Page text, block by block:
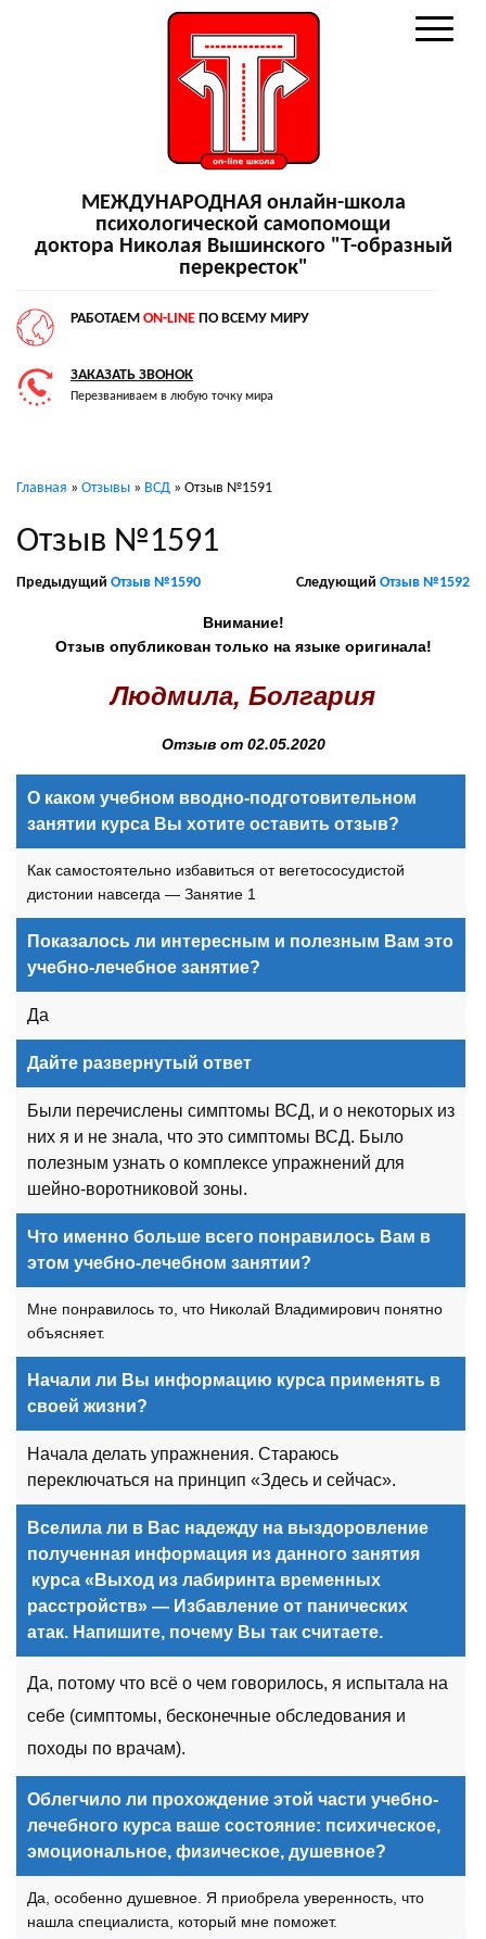
МЕЖДУНАРОДНАЯ онлайн-школа
психологической самопомощи
доктора Николая Вышинского "Т-образный
перекресток"
РАБОТАЕМ ON-LINE ПО ВСЕМУ МИРУ
ЗАКАЗАТЬ ЗВОНОК
Перезваниваем в любую точку мира
Главная » Отзывы » ВСД » Отзыв №1591
Отзыв №1591
Предыдущий Отзыв №1590 Следующий Отзыв №1592
Внимание!
Отзыв опубликован только на языке оригинала!
Людмила, Болгария
Отзыв от 02.05.2020
О каком учебном вводно-подготовительном
занятии курса Вы хотите оставить отзыв?
Как самостоятельно избавиться от вегетососудистой
дистонии навсегда — Занятие 1
Показалось ли интересным и полезным Вам это
учебно-лечебное занятие?
Да
Дайте развернутый ответ
Были перечислены симптомы ВСД, и о некоторых из
них я и не знала, что это симптомы ВСД. Было
полезным узнать о комплексе упражнений для
шейно-воротниковой зоны.
Что именно больше всего понравилось Вам в
этом учебно-лечебном занятии?
Мне понравилось то, что Николай Владимирович понятно
объясняет.
Начали ли Вы информацию курса применять в
своей жизни?
Начала делать упражнения. Стараюсь
переключаться на принцип «Здесь и сейчас».
Вселила ли в Вас надежду на выздоровление
полученная информация из данного занятия
курса «Выход из лабиринта временных
расстройств» — Избавление от панических
атак. Напишите, почему Вы так считаете.
Да, потому что всё о чем говорилось, я испытала на
себе (симптомы, бесконечные обследования и
походы по врачам).
Облегчило ли прохождение этой части учебно-
лечебного курса ваше состояние: психическое,
эмоциональное, физическое, душевное?
Да, особенно душевное. Я приобрела уверенность, что
нашла специалиста, который мне поможет.